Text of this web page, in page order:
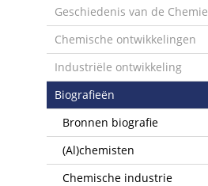
naar
het
menu
Geschiedenis van de Chemie
Chemische ontwikkelingen
Industriële ontwikkeling
Biografieën
Bronnen biografie
(Al)chemisten
Chemische industrie